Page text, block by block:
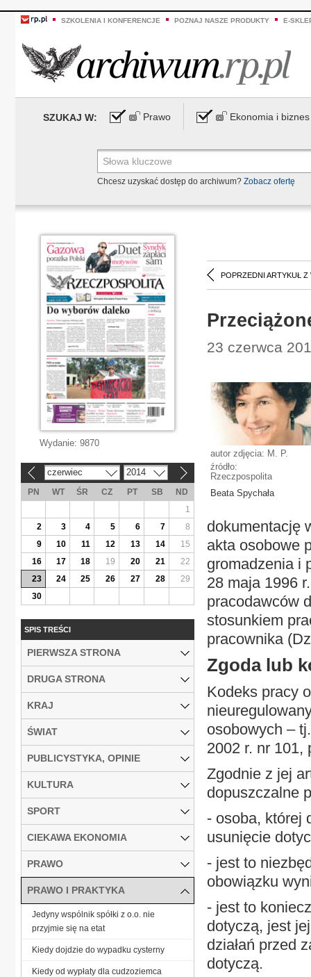
SZKOLENIA I KONFERENCJE POZNAJ NASZE PRODUKTY E-
SZUKAJ W: Prawo Ekonomia i biznes
Chcesz uzyskać dostęp do archiwum? Zobacz ofertę
POPRZEDNI ARTYKUŁ Z
23 czerwca
autor zdjęcia: M. P.
źródło:
Rzeczpospolita
Beata Spychała
dokumentację
akta osobowe
gromadzenia i
28 maja 1996
pracodawców
stosunkiem
pracownika
Zgoda lub
Kodeks pracy
osobowych –
2002 r. nr 101,
Zgodnie z jej
dopuszczalne
- osoba, której
usunięcie
- jest to
obowiązku
- jest to
dotyczą, jest
działań przed
dotyczą.
Wydanie: 9870
czerwiec 2014
PN WT ŚR CZ PT SB
ND
1
2
3 4 5 6 7
8
9
10 11 12 13 14
15
16
17 18 19 20 21
22
23
24 25 26 27 28
29
30
SPIS TREŚCI
PIERWSZA STRONA
DRUGA STRONA
KRAJ
ŚWIAT
PUBLICYSTYKA, OPINIE
KULTURA
SPORT
CIEKAWA EKONOMIA
PRAWO
PRAWO I PRAKTYKA
Jedyny wspólnik spółki z o.o. nie
przyjmie się na etat
Kiedy dojdzie do wypadku cysterny
Kiedy od wypłaty dla cudzoziemca